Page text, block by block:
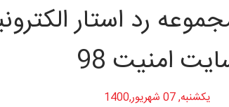
رد استار
امنیت 98
یکشنبه, 07 شهریور,1400